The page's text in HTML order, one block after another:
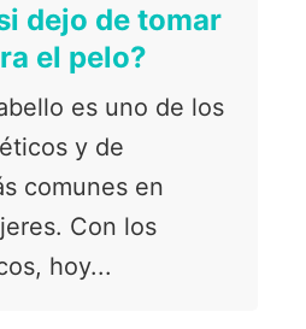
dejo de tomar
el pelo?
es uno de los
y de
comunes en
Con los
hoy...